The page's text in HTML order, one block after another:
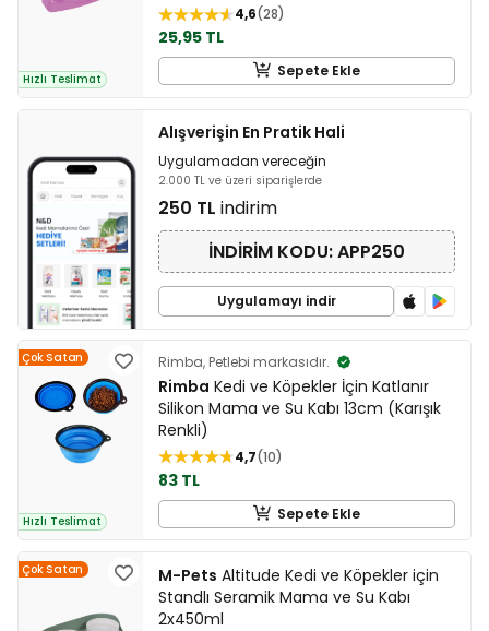
Hızlı Teslimat
4,6 28
25,95 TL
Sepete Ekle
Alışverişin En Pratik Hali
Uygulamadan vereceğin
2.000 TL ve üzeri siparişlerde
250 TL indirim
İNDİRİM KODU: APP250
Uygulamayı indir
Çok Satan
Hızlı Teslimat
Rimba, Petlebi markasıdır.
Rimba Kedi ve Köpekler İçin Katlanır
Silikon Mama ve Su Kabı 13cm (Karışık
Renkli)
4,7 10
83 TL
Sepete Ekle
Çok Satan M-Pets Altitude Kedi ve Köpekler için
Standlı Seramik Mama ve Su Kabı
2x450ml